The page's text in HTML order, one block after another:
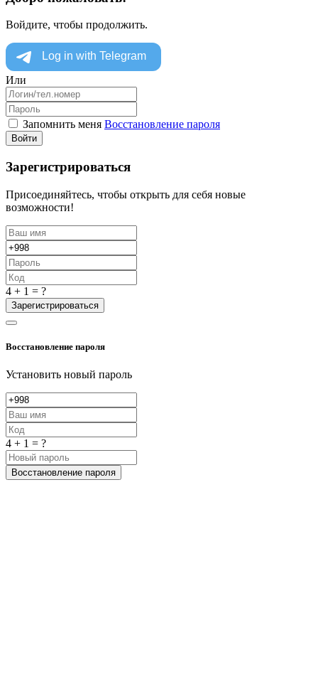
Войдите, чтобы продолжить.
Или
Запомнить меня Восстановление пароля
Войти
Зарегистрироваться
Присоединяйтесь, чтобы открыть для себя новые
возможности!
4 + 1 = ?
Зарегистрироваться
Восстановление пароля
Установить новый пароль
4 + 1 = ?
Восстановление пароля